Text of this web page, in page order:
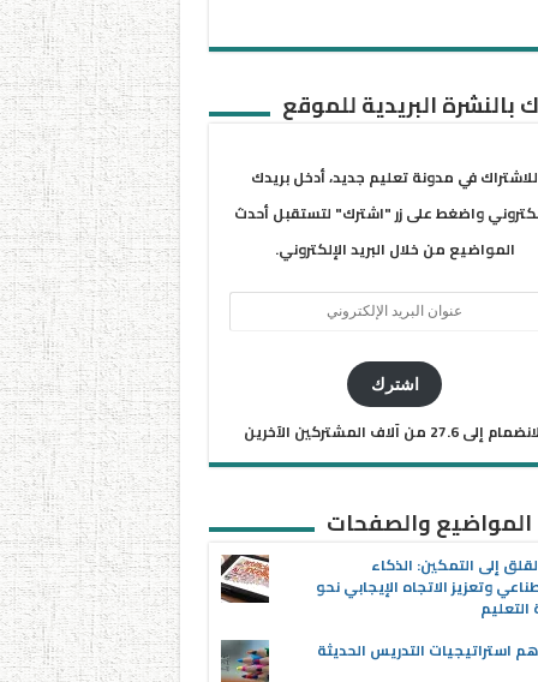
بالنشرة البريدية للموقع
للاشتراك في مدونة تعليم جديد، أدخل بريدك
واضغط على زر "اشترك" لتستقبل أحدث
المواضيع من خلال البريد الإلكتروني.
اشترك
إلى 27.6 من آلاف المشتركين الآخرين
المواضيع والصفحات
إلى التمكين: الذكاء
وتعزيز الاتجاه الإيجابي نحو
استراتيجيات التدريس الحديثة